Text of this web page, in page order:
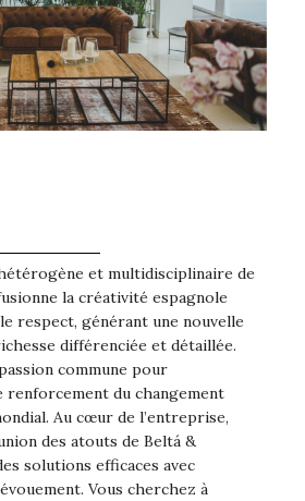
et multidisciplinaire de
la créativité espagnole
respect, générant une nouvelle
différenciée et détaillée.
commune pour
renforcement du changement
Au cœur de l’entreprise,
des atouts de Beltá &
solutions efficaces avec
Vous cherchez à